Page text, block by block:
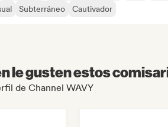
Subterráneo Cautivador
le gusten estos
de Channel WAVY